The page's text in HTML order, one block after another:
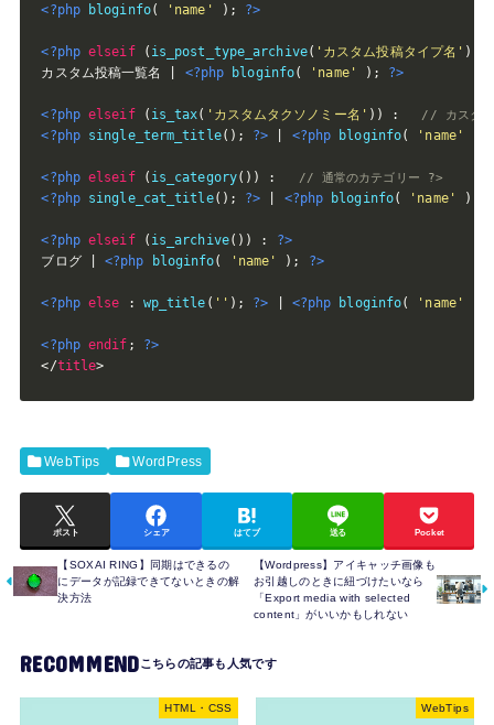
<?php bloginfo( 'name' ) ; ?>
<?php elseif ( is_post_type_archive( 'カスタム投稿タイプ名' )
カスタム投稿一覧名 | <?php bloginfo( 'name' ) ; ?>
<?php elseif ( is_tax( 'カスタムタクソノミー名' ) ) : // カスタム
<?php single_term_title( ) ; ?> <?php bloginfo( 'name'
<?php elseif ( is_category( ) ) : // 通常のカテゴリー ?>
<?php single_cat_title( ) ; ?> <?php bloginfo( 'name' )
<?php elseif ( is_archive( ) ) :
?>
ブログ | <?php bloginfo( 'name' ) ; ?>
<?php else : wp_title ( '' ) ; ?> <?php bloginfo( 'name'
<?php endif ;
?>
</title>
WebTips WordPress
ポスト シェア はてブ 送る Pocket
【SOXAI RING】同期はできるの
にデータが記録できてないときの解
決方法
【Wordpress】アイキャッチ画像も
お引越しのときに紐づけたいなら
「Export media with selected
content」がいいかもしれない
RECOMMEND
HTML・CSS WebTips